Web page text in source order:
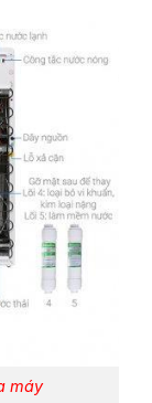
máy